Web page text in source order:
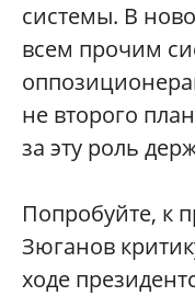
системы. В
всем прочим
не второго
за эту роль
Попробуйте, к
Зюганов
ходе